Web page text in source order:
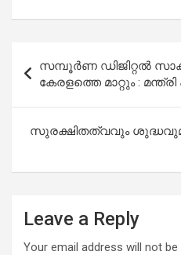
navigation
സമ്പൂർണ ഡിജിറ്റൽ
കേരളത്തെ മാറ്റും :
സുരക്ഷിതത്വവും
Leave a Reply
Your email address will not be